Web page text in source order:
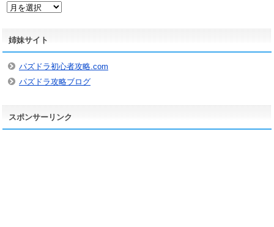
ア
カ
イ
ブ
姉妹サイト
パズドラ初心者攻略.com
パズドラ攻略ブログ
スポンサーリンク